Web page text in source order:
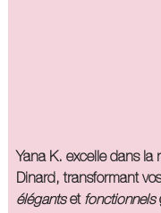
Yana K. excelle dans la
Dinard, transformant
élégantset fonctionnels